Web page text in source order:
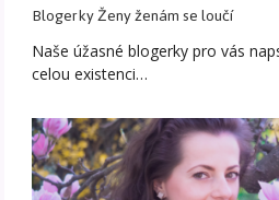
Blogerky Ženy ženám se loučí
Naše úžasné blogerky pro vás
celou existenci…